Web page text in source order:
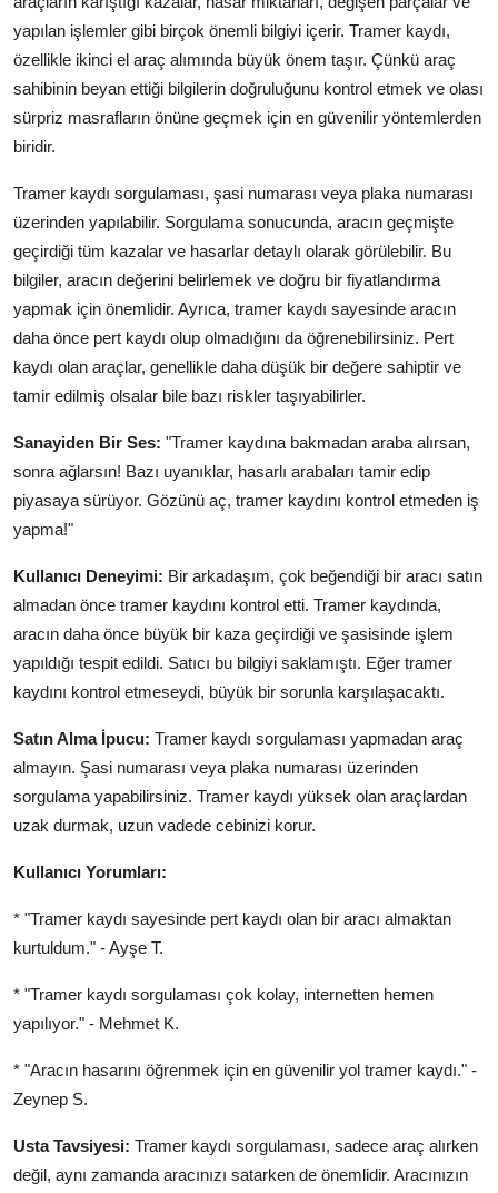
yapılan işlemler gibi birçok önemli bilgiyi içerir. Tramer kaydı,
özellikle ikinci el araç alımında büyük önem taşır. Çünkü araç
sahibinin beyan ettiği bilgilerin doğruluğunu kontrol etmek ve olası
sürpriz masrafların önüne geçmek için en güvenilir yöntemlerden
biridir.
Tramer kaydı sorgulaması, şasi numarası veya plaka numarası
üzerinden yapılabilir. Sorgulama sonucunda, aracın geçmişte
geçirdiği tüm kazalar ve hasarlar detaylı olarak görülebilir. Bu
bilgiler, aracın değerini belirlemek ve doğru bir fiyatlandırma
yapmak için önemlidir. Ayrıca, tramer kaydı sayesinde aracın
daha önce pert kaydı olup olmadığını da öğrenebilirsiniz. Pert
kaydı olan araçlar, genellikle daha düşük bir değere sahiptir ve
tamir edilmiş olsalar bile bazı riskler taşıyabilirler.
Sanayiden Bir Ses: "Tramer kaydına bakmadan araba alırsan,
sonra ağlarsın! Bazı uyanıklar, hasarlı arabaları tamir edip
piyasaya sürüyor. Gözünü aç, tramer kaydını kontrol etmeden iş
yapma!"
Kullanıcı Deneyimi: Bir arkadaşım, çok beğendiği bir aracı satın
almadan önce tramer kaydını kontrol etti. Tramer kaydında,
aracın daha önce büyük bir kaza geçirdiği ve şasisinde işlem
yapıldığı tespit edildi. Satıcı bu bilgiyi saklamıştı. Eğer tramer
kaydını kontrol etmeseydi, büyük bir sorunla karşılaşacaktı.
Satın Alma İpucu: Tramer kaydı sorgulaması yapmadan araç
almayın. Şasi numarası veya plaka numarası üzerinden
sorgulama yapabilirsiniz. Tramer kaydı yüksek olan araçlardan
uzak durmak, uzun vadede cebinizi korur.
Kullanıcı Yorumları:
* "Tramer kaydı sayesinde pert kaydı olan bir aracı almaktan
kurtuldum." - Ayşe T.
* "Tramer kaydı sorgulaması çok kolay, internetten hemen
yapılıyor." - Mehmet K.
* "Aracın hasarını öğrenmek için en güvenilir yol tramer kaydı." -
Zeynep S.
Usta Tavsiyesi: Tramer kaydı sorgulaması, sadece araç alırken
değil, aynı zamanda aracınızı satarken de önemlidir. Aracınızın